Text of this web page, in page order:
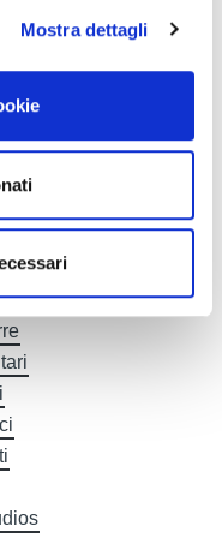
Mostra dettagli